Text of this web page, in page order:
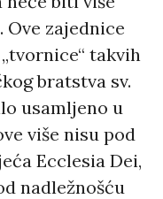
zajednice
takvih
bratstva sv.
usamljeno u
više nisu pod
Ecclesia Dei,
nadležnošću